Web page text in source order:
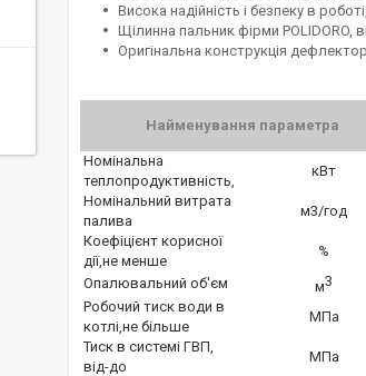
Висока надійність і безпеку в
Щілинна пальник фірми POLIDORO,
Оригінальна конструкція
Найменування параметра
Номінальна
теплопродуктивність,
кВт
Номінальний витрата
палива
м3/год
Коефіцієнт корисної
дії,не менше
%
Опалювальний об'єм
м3
Робочий тиск води в
котлі,не більше
МПа
Тиск в системі ГВП,
від-до
МПа